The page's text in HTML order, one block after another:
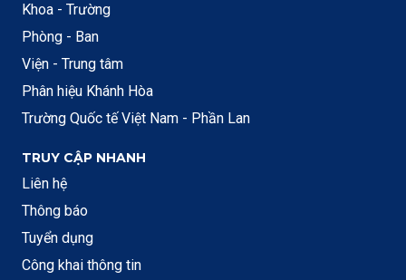
Khoa - Trường
Phòng - Ban
Viện - Trung tâm
Phân hiệu Khánh Hòa
Trường Quốc tế Việt Nam - Phần Lan
TRUY CẬP NHANH
Liên hệ
Thông báo
Tuyển dụng
Công khai thông tin